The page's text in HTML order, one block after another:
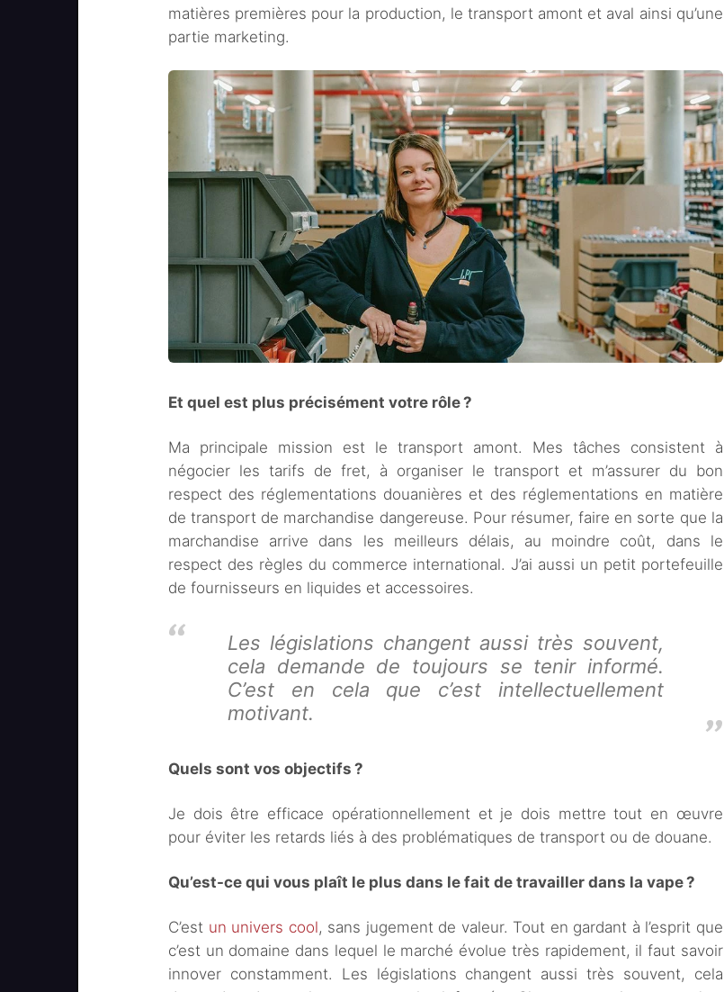
matières premières pour la production, le transport amont et aval ainsi qu’une
partie marketing.
Et quel est plus précisément votre rôle ?
Ma principale mission est le transport amont. Mes tâches consistent à
négocier les tarifs de fret, à organiser le transport et m’assurer du bon
respect des réglementations douanières et des réglementations en matière
de transport de marchandise dangereuse. Pour résumer, faire en sorte que la
marchandise arrive dans les meilleurs délais, au moindre coût, dans le
respect des règles du commerce international. J’ai aussi un petit portefeuille
de fournisseurs en liquides et accessoires.
Les législations changent aussi très souvent,
cela demande de toujours se tenir informé.
C’est en cela que c’est intellectuellement
motivant.
Quels sont vos objectifs ?
Je dois être efficace opérationnellement et je dois mettre tout en œuvre
pour éviter les retards liés à des problématiques de transport ou de douane.
Qu’est-ce qui vous plaît le plus dans le fait de travailler dans la vape ?
C’est un univers cool, sans jugement de valeur. Tout en gardant à l’esprit que
c’est un domaine dans lequel le marché évolue très rapidement, il faut savoir
innover constamment. Les législations changent aussi très souvent, cela